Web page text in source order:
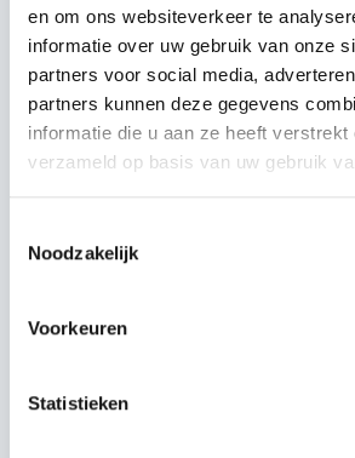
en om ons websiteverkeer te
informatie over uw gebruik van onze
partners voor social media,
partners kunnen deze gegevens
informatie die u aan ze heeft verstrekt
verzameld op basis van uw gebruik
Noodzakelijk
Voorkeuren
Statistieken
OMSCHRIJVING
Iseki TLE 3410 HZVRE
Iseki diesel motor Stage V Common
Maximaal vermogen 40 Pk.
Brandstoftank 40 liter.
8 achteruit
4×4.